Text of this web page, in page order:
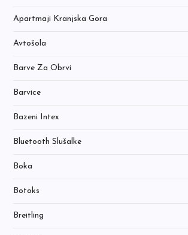
Apartmaji Kranjska Gora
Avtošola
Barve Za Obrvi
Barvice
Bazeni Intex
Bluetooth Slušalke
Boka
Botoks
Breitling